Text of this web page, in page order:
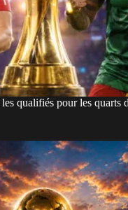
qualifiés pour les quarts